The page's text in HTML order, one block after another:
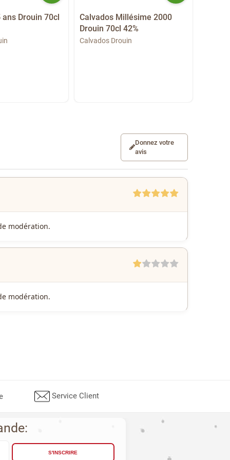
ans Drouin 70cl
Calvados Millésime 2000
Drouin 70cl 42%
Calvados Drouin
Donnez votre
avis
modération.
modération.
Service Client
S'INSCRIRE